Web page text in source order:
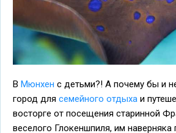
В Мюнхен с детьми?! А почему бы и
город для семейного отдыха и
восторге от посещения старинной
веселого Глокеншпиля, им наверняка